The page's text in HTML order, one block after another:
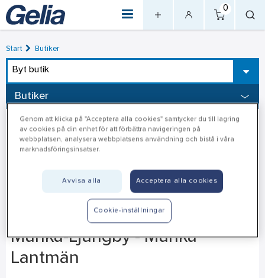
0
Start Butiker
Byt butik
Butiker
Munka-Ljungby - Munka
Lantmän
Genom att klicka på "Acceptera alla cookies" samtycker du till lagring
av cookies på din enhet för att förbättra navigeringen på
webbplatsen, analysera webbplatsens användning och bistå i våra
marknadsföringsinsatser.
Avvisa alla Acceptera alla cookies
Cookie-inställningar